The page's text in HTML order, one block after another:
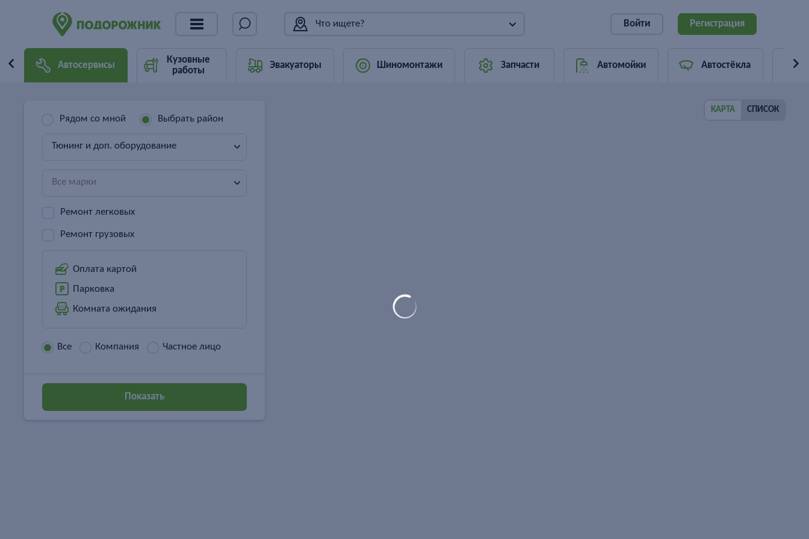
Что ищете? Войти Регистрация
Автосервисы
Кузовные
работы
Эвакуаторы Шиномонтажи Запчасти Автомойки Автостёкла
КАРТА СПИСОК
Рядом со мной Выбрать район
Тюнинг и доп. оборудование
Все марки
Ремонт легковых
Ремонт грузовых
Оплата картой
Парковка
Комната ожидания
Все Компания Частное лицо
Показать